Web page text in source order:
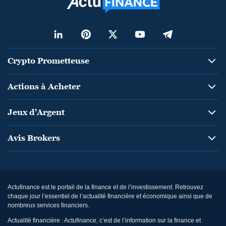
Crypto Prometteuse
Actions à Acheter
Jeux d’Argent
Avis Brokers
Actufinance est le portail de la finance et de l’investissement. Retrouvez
chaque jour l’essentiel de l’actualité financière et économique ainsi que de
nombreux services financiers.
Actualité financière : Actufinance, c’est de l’information sur la finance et